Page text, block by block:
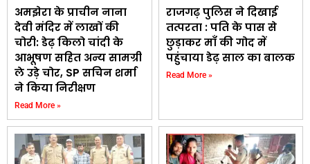
अमझेरा के प्राचीन नाना
देवी मंदिर में लाखों की
चोरी: डेढ़ किलो चांदी के
आभूषण सहित अन्य सामग्री
ले उड़े चोर, SP सचिन शर्मा
ने किया निरीक्षण
Read More »
राजगढ़ पुलिस ने दिखाई
तत्परता : पति के पास से
छुड़ाकर माँ की गोद में
पहुंचाया डेढ़ साल का बालक
Read More »